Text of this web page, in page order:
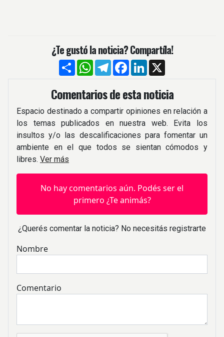
¿Te gustó la noticia? Compartíla!
CompartirWhatsApp
TelegramFacebook
LinkedIn
Comentarios de esta noticia
Espacio destinado a compartir opiniones en relación a
los temas publicados en nuestra web. Evita los
insultos y/o las descalificaciones para fomentar un
ambiente en el que todos se sientan cómodos y
libres. Ver más
No hay comentarios aún. Podés ser el
primero ¿Te animás?
¿Querés comentar la noticia? No necesitás registrarte
Nombre
Comentario